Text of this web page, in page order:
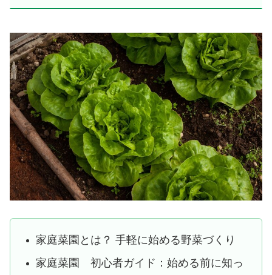
家庭菜園とは？ 手軽に始める野菜づくり
家庭菜園 初心者ガイド：始める前に知っ